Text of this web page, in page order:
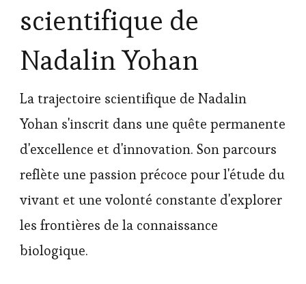
scientifique de
Nadalin Yohan
La trajectoire scientifique de Nadalin
Yohan s'inscrit dans une quête permanente
d'excellence et d'innovation. Son parcours
reflète une passion précoce pour l'étude du
vivant et une volonté constante d'explorer
les frontières de la connaissance
biologique.